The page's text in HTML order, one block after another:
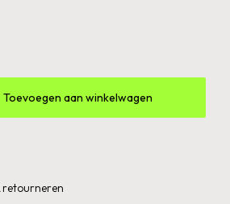
Toevoegen aan winkelwagen
retourneren